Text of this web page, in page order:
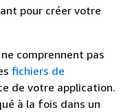
pour créer votre
comprennent pas
fichiers de
de votre application.
à la fois dans un